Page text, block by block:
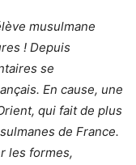
musulmane
! Depuis
se
En cause, une
qui fait de plus
de France.
les formes,